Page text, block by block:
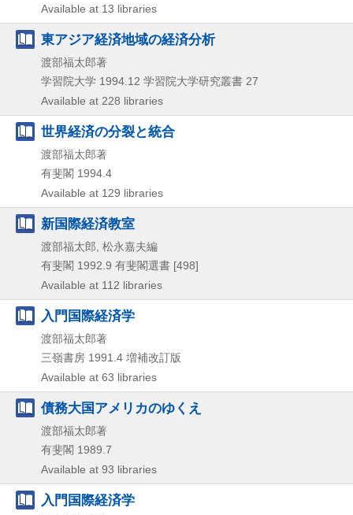
Available at 13 libraries
東アジア経済地域の経済分析
渡部福太郎著
学習院大学 1994.12 学習院大学研究叢書 27
Available at 228 libraries
世界経済の分裂と統合
渡部福太郎著
有斐閣 1994.4
Available at 129 libraries
新国際経済教室
渡部福太郎, 松永嘉夫編
有斐閣 1992.9 有斐閣選書 [498]
Available at 112 libraries
入門国際経済学
渡部福太郎著
三嶺書房 1991.4 増補改訂版
Available at 63 libraries
債務大国アメリカのゆくえ
渡部福太郎著
有斐閣 1989.7
Available at 93 libraries
入門国際経済学